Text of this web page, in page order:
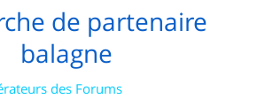
de partenaire
balagne
des Forums